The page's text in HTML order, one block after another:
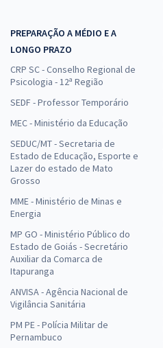
PREPARAÇÃO A MÉDIO E A
LONGO PRAZO
CRP SC - Conselho Regional de
Psicologia - 12ª Região
SEDF - Professor Temporário
MEC - Ministério da Educação
SEDUC/MT - Secretaria de
Estado de Educação, Esporte e
Lazer do estado de Mato
Grosso
MME - Ministério de Minas e
Energia
MP GO - Ministério Público do
Estado de Goiás - Secretário
Auxiliar da Comarca de
Itapuranga
ANVISA - Agência Nacional de
Vigilância Sanitária
PM PE - Polícia Militar de
Pernambuco